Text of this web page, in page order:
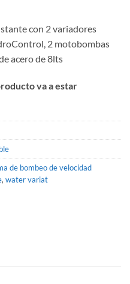
con 2 variadores
2 motobombas
acero de 8lts
va a estar
de bombeo de velocidad
, water variat